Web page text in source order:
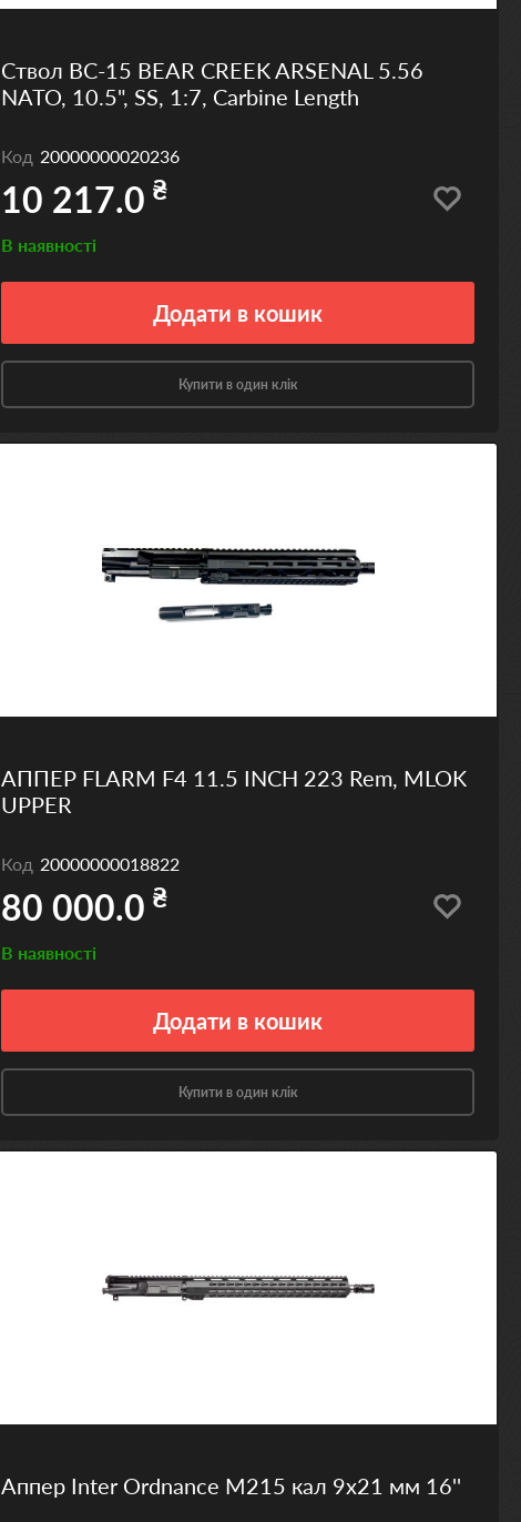
Ствол BC-15 BEAR CREEK ARSENAL 5.56
NATO, 10.5", SS, 1:7, Carbine Length
Код 20000000020236
10 217.0 ₴
В наявності
Додати в кошик
Купити в один клік
АППЕР FLARM F4 11.5 INCH 223 Rem, MLOK
UPPER
Код 20000000018822
80 000.0 ₴
В наявності
Додати в кошик
Купити в один клік
Аппер Inter Ordnance M215 кал 9х21 мм 16''